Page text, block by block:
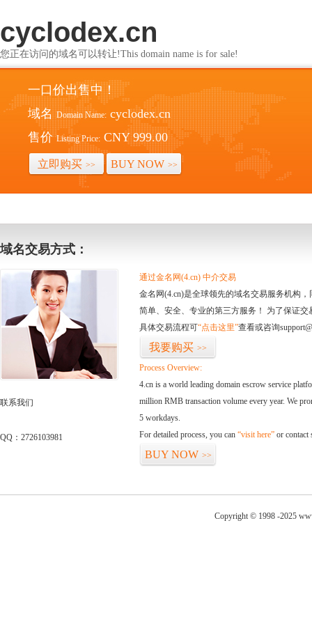
cyclodex.cn
您正在访问的域名可以转让!This domain name is for sale!
一口价出售中！
域名 Domain Name: cyclodex.cn
售价 Listing Price: CNY 999.00
立即购买 >> BUY NOW >>
域名交易方式：
联系我们
QQ：2726103981
通过金名网(4.cn) 中介交易
金名网(4.cn)是全球领先的域名交易服务机构
简单、安全、专业的第三方服务！ 为了保证
具体交易流程可“点击这里”查看或咨询
我要购买 >>
Process Overview:
4.cn is a world leading domain escrow service
million RMB transaction volume every year. We
5 workdays.
For detailed process, you can “visit here” or contact
BUY NOW >>
Copyright © 1998 -2025